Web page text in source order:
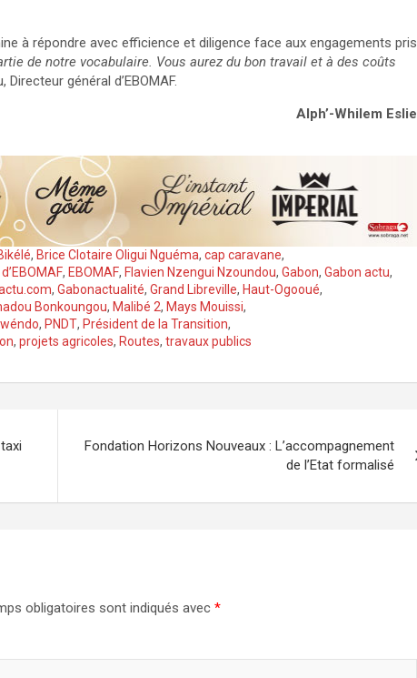
à répondre avec efficience et diligence face aux engagements pris
de notre vocabulaire. Vous aurez du bon travail et à des coûts
général d’EBOMAF.
Alph’-Whilem Eslie
, Brice Clotaire Oligui Nguéma, cap caravane,
, EBOMAF, Flavien Nzengui Nzoundou, Gabon, Gabon actu,
, Gabonactualité, Grand Libreville, Haut-Ogooué,
Bonkoungou, Malibé 2, Mays Mouissi,
, PNDT, Président de la Transition,
, projets agricoles, Routes, travaux publics
Fondation Horizons Nouveaux : L’accompagnement
de l’Etat formalisé
obligatoires sont indiqués avec *